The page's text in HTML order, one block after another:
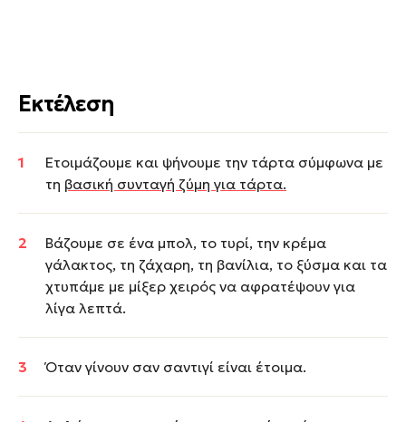
Εκτέλεση
Ετοιµάζουµε και ψήνουµε την τάρτα σύµφωνα με
τη βασική συνταγή ζύμη για τάρτα.
Βάζουμε σε ένα µπολ, το τυρί, την κρέµα
γάλακτος, τη ζάχαρη, τη βανίλια, το ξύσμα και τα
χτυπάμε µε µίξερ χειρός να αφρατέψουν για
λίγα λεπτά.
Όταν γίνουν σαν σαντιγί είναι έτοιμα.